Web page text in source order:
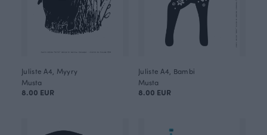
Juliste A4, Myyry
Musta
8.00 EUR
Juliste A4, Bambi
Musta
8.00 EUR